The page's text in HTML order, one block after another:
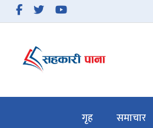
गृह समाचार
बिचार